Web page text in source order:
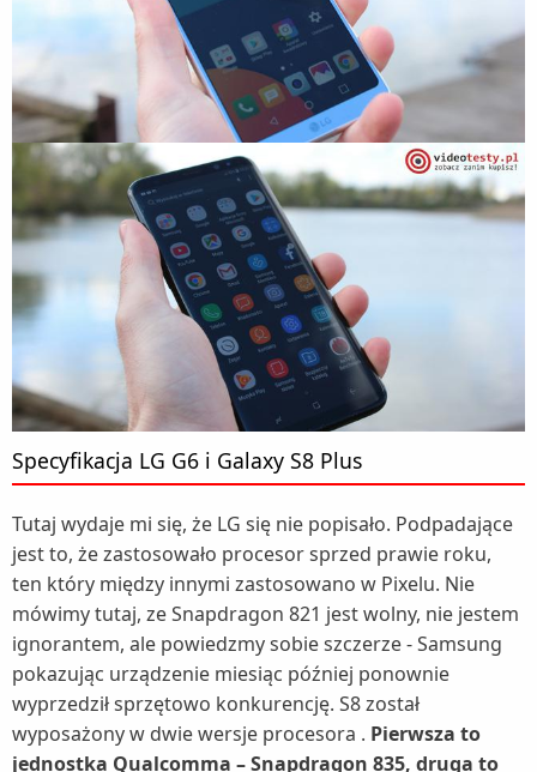
Specyfikacja LG G6 i Galaxy S8 Plus
Tutaj wydaje mi się, że LG się nie popisało. Podpadające
jest to, że zastosowało procesor sprzed prawie roku,
ten który między innymi zastosowano w Pixelu. Nie
mówimy tutaj, ze Snapdragon 821 jest wolny, nie jestem
ignorantem, ale powiedzmy sobie szczerze - Samsung
pokazując urządzenie miesiąc później ponownie
wyprzedził sprzętowo konkurencję. S8 został
wyposażony w dwie wersje procesora . Pierwsza to
jednostka Qualcomma – Snapdragon 835, druga to